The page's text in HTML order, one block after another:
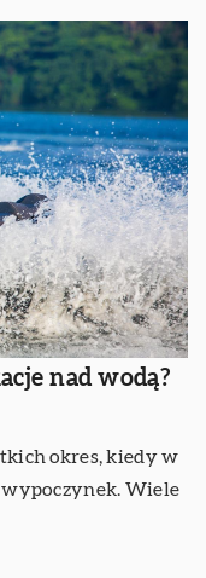
nad wodą?
okres, kiedy w
wypoczynek. Wiele